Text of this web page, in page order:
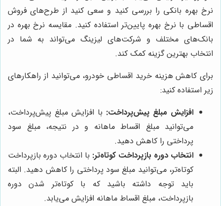
نرخ بهره بانکی را بررسی کنید و سعی کنید از طرح‌های فروش
اقساطی با نرخ بهره پایین‌تر استفاده کنید. مقایسه نرخ بهره در
بانک‌های مختلف و شرکت‌های لیزینگ می‌تواند به شما در
انتخاب بهترین گزینه کمک کند.
برای کاهش هزینه خرید اقساطی خودرو، می‌توانید از راهکارهای
زیر استفاده کنید:
افزایش مبلغ پیش‌پرداخت: با افزایش مبلغ پیش‌پرداخت،
می‌توانید مبلغ اقساط ماهانه و در نتیجه، مبلغ سود
پرداختی را کاهش دهید.
انتخاب دوره بازپرداخت کوتاه‌تر: با انتخاب دوره بازپرداخت
کوتاه‌تر، می‌توانید مبلغ سود پرداختی را کاهش دهید. البته
باید توجه داشته باشید که با کوتاه‌تر شدن دوره
بازپرداخت، مبلغ اقساط ماهانه افزایش می‌یابد.